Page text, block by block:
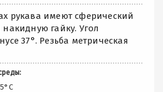
рукава имеют сферический
гайку. Угол
37°. Резьба метрическая